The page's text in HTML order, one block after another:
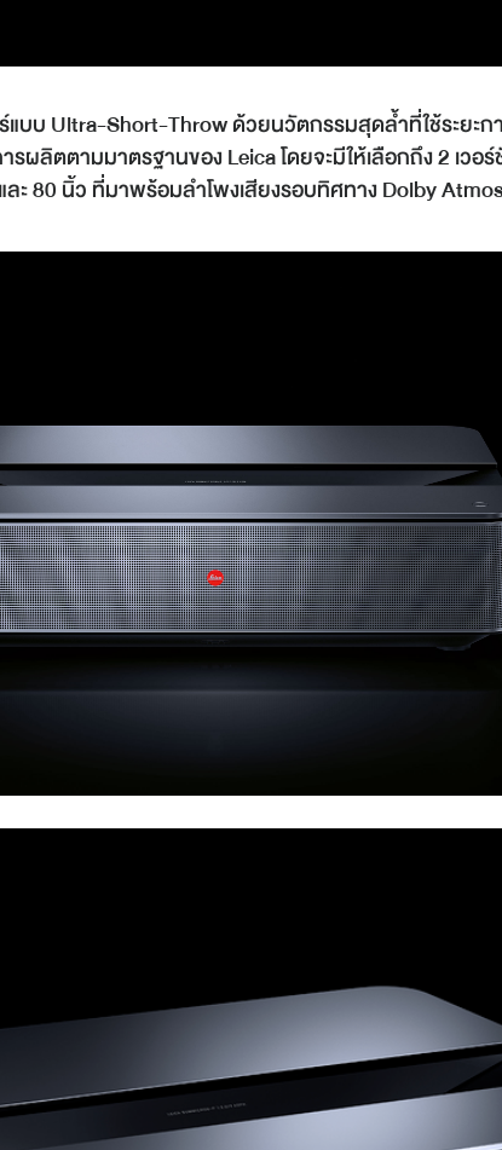
แบบ Ultra-Short-Throw ด้วยนวัตกรรมสุดล้ำที่ใช้ระยะ
ผลิตตามมาตรฐานของ Leica โดยจะมีให้เลือกถึง 2 เว
ละ 80 นิ้ว ที่มาพร้อมลำโพงเสียงรอบทิศทาง Dolby